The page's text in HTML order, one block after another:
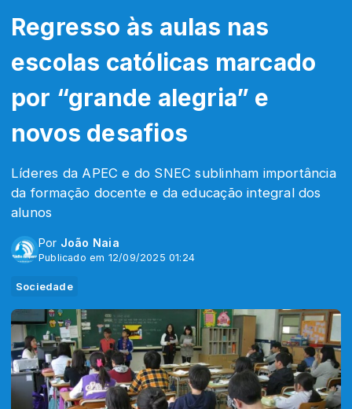
Regresso às aulas nas
escolas católicas marcado
por “grande alegria” e
novos desafios
Líderes da APEC e do SNEC sublinham importância
da formação docente e da educação integral dos
alunos
Por João Naia
Publicado em 12/09/2025 01:24
Sociedade